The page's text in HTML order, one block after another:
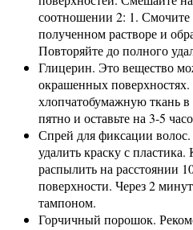
соотношении 2: 1.
полученном растворе и
Повторяйте до полного
Глицерин. Это вещество
окрашенных
хлопчатобумажную ткань в
пятно и оставьте на 3-5
Спрей для фиксации
удалить краску с
распылить на расстоянии
поверхности. Через 2
тампоном.
Горчичный порошок.